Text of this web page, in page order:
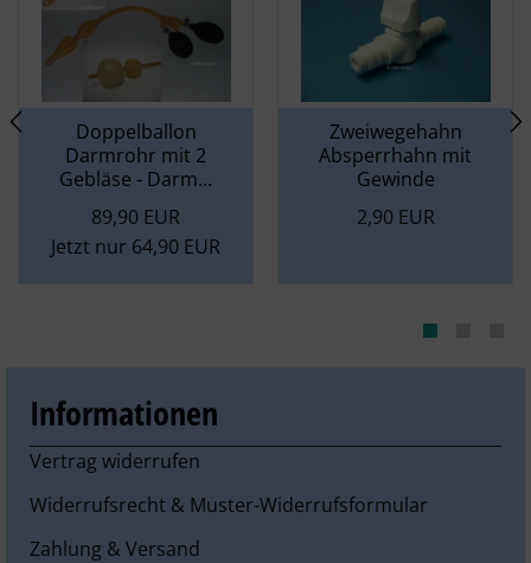
Doppelballon
Darmrohr mit 2
Gebläse - Darm...
89,90 EUR
Jetzt nur 64,90 EUR
Zweiwegehahn
Absperrhahn mit
Gewinde
2,90 EUR
Informationen
Vertrag widerrufen
Widerrufsrecht & Muster-Widerrufsformular
Zahlung & Versand